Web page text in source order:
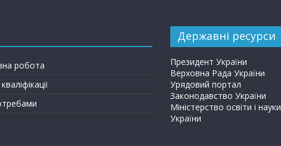
робота
Державні ресурси
Президент України
Верховна Рада України
Урядовий портал
Законодавство України
Міністерство освіти і науки
України